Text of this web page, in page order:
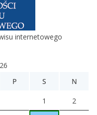
internetowego
P S N
1 2